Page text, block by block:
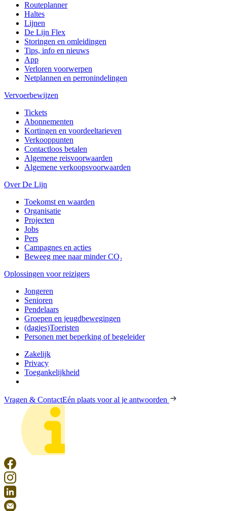
Routeplanner
Haltes
Lijnen
De Lijn Flex
Storingen en omleidingen
Tips, info en nieuws
App
Verloren voorwerpen
Netplannen en perronindelingen
Vervoerbewijzen
Tickets
Abonnementen
Kortingen en voordeeltarieven
Verkooppunten
Contactloos betalen
Algemene reisvoorwaarden
Algemene verkoopsvoorwaarden
Over De Lijn
Toekomst en waarden
Organisatie
Projecten
Jobs
Pers
Campagnes en acties
Beweeg mee naar minder CO₂
Oplossingen voor reizigers
Jongeren
Senioren
Pendelaars
Groepen en jeugdbewegingen
(dagjes)Toeristen
Personen met beperking of begeleider
Zakelijk
Privacy
Toegankelijkheid
Vragen & ContactEén plaats voor al je antwoorden